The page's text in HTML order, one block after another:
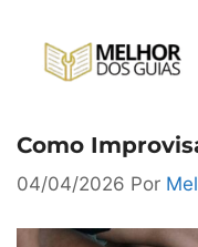
Como
04/04/2026 Por